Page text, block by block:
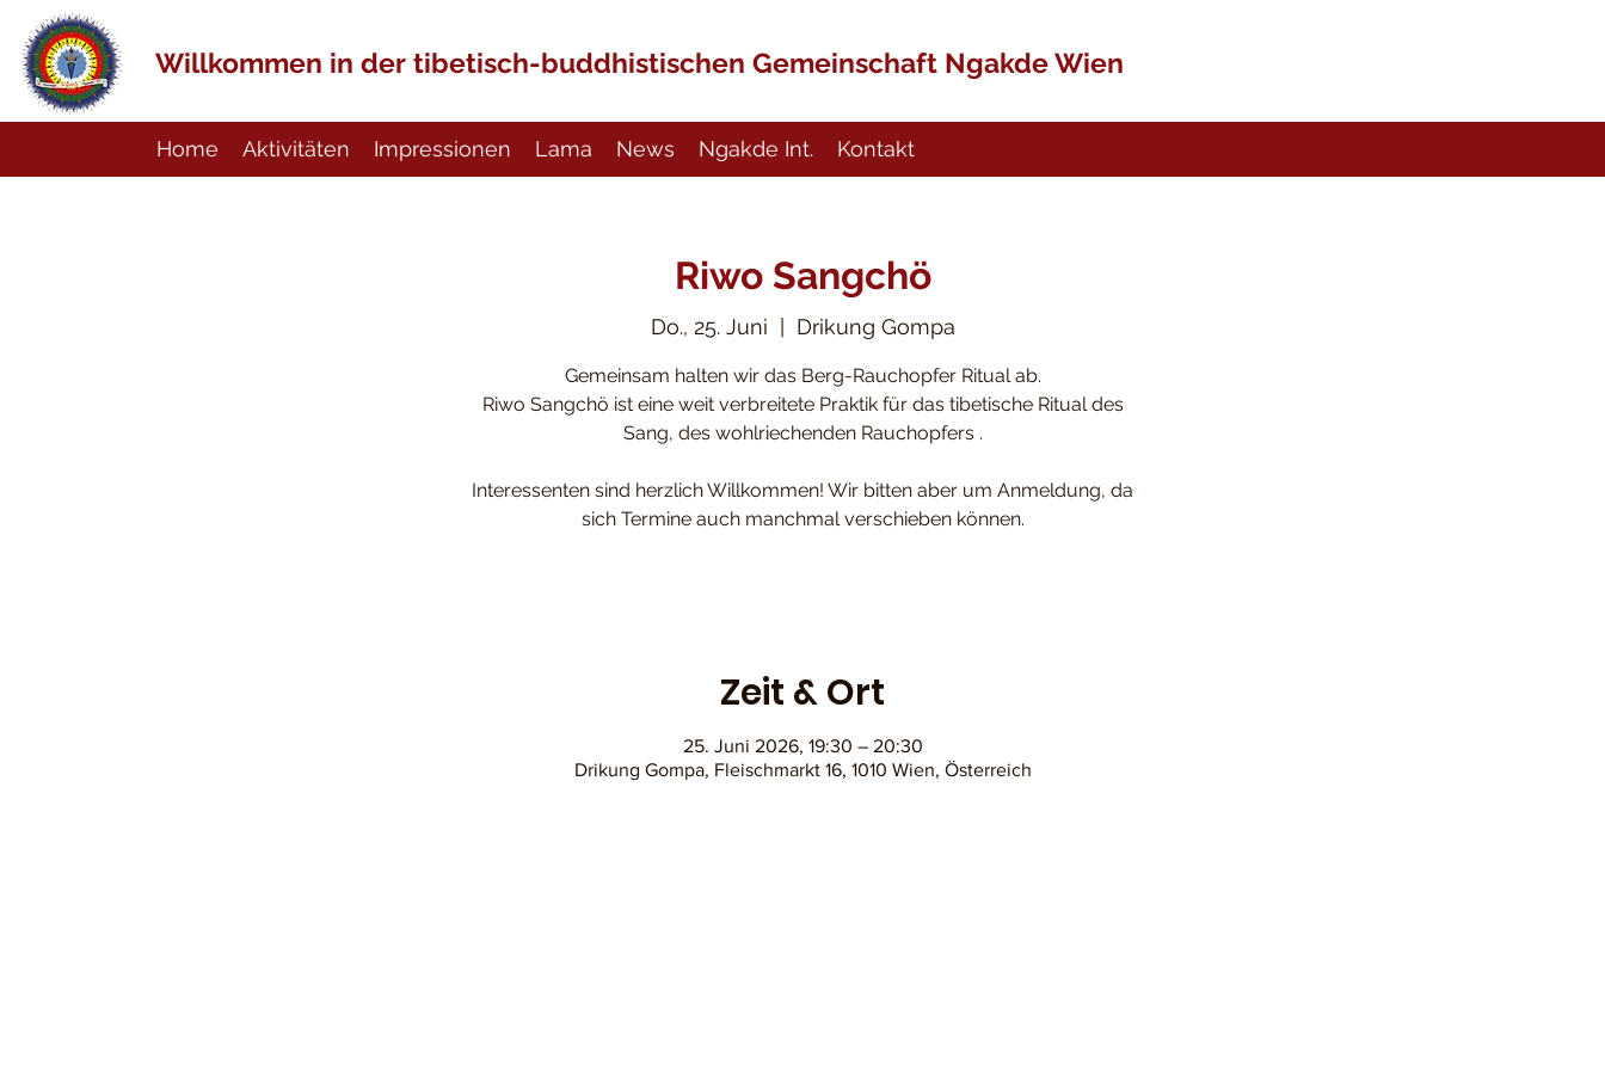
Willkommen in der tibetisch-buddhistischen Gemeinschaft Ngakde Wien
Home Aktivitäten Impressionen Lama News Ngakde Int. Kontakt
Riwo Sangchö
Do., 25. Juni
  |
Drikung Gompa
Gemeinsam halten wir das Berg-Rauchopfer Ritual ab.
Riwo Sangchö ist eine weit verbreitete Praktik für das tibetische Ritual des
Sang, des wohlriechenden Rauchopfers .
Interessenten sind herzlich Willkommen! Wir bitten aber um Anmeldung, da
sich Termine auch manchmal verschieben können.
Zeit & Ort
25. Juni 2026, 19:30 – 20:30
Drikung Gompa, Fleischmarkt 16, 1010 Wien, Österreich